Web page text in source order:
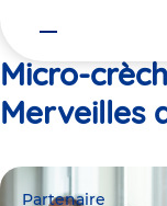
Micro-
Merveilles
Partenaire